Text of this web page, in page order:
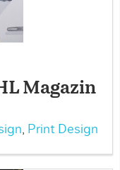
Magazin
, Print Design